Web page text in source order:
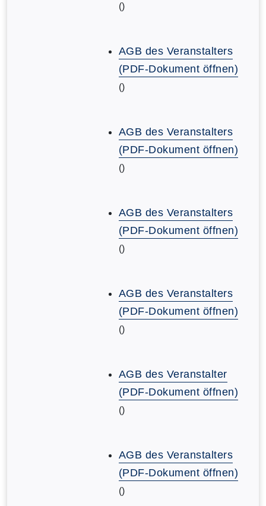
()
AGB des Veranstalters
(PDF-Dokument öffnen)
()
AGB des Veranstalters
(PDF-Dokument öffnen)
()
AGB des Veranstalters
(PDF-Dokument öffnen)
()
AGB des Veranstalters
(PDF-Dokument öffnen)
()
AGB des Veranstalter
(PDF-Dokument öffnen)
()
AGB des Veranstalters
(PDF-Dokument öffnen)
()